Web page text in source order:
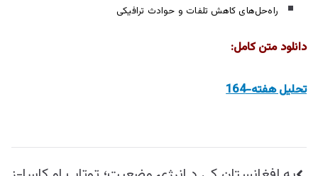
راه‌حل‌های کاهش تلفات و حوادث ترافیکی
دانلود متن کامل:
تحليل هفته-164